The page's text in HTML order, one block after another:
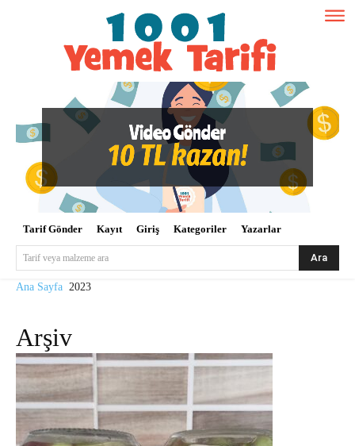
Tarif Gönder Kayıt Giriş Kategoriler Yazarlar
Tarif veya malzeme ara Ara
Ana Sayfa 2023
Arşiv